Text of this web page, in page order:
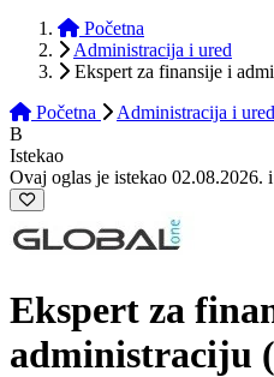
Početna
Administracija i ured
Ekspert za finansije i
Početna
Administracija i ured
B
Istekao
Ovaj oglas je istekao 02.08.2026.
Ekspert za
administraciju